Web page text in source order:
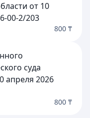
от 10
00-2/203
800 ₸
суда
апреля 2026
800 ₸